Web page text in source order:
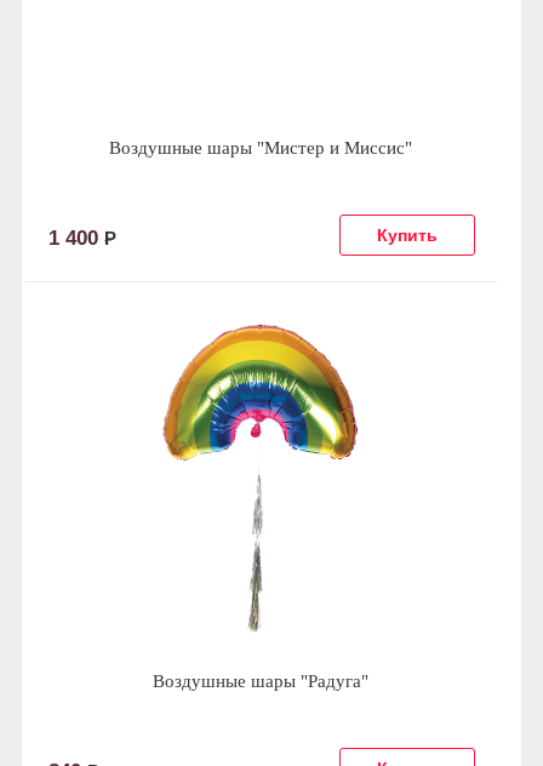
Воздушные шары "Мистер и Миссис"
1 400 Р
Воздушные шары "Радуга"